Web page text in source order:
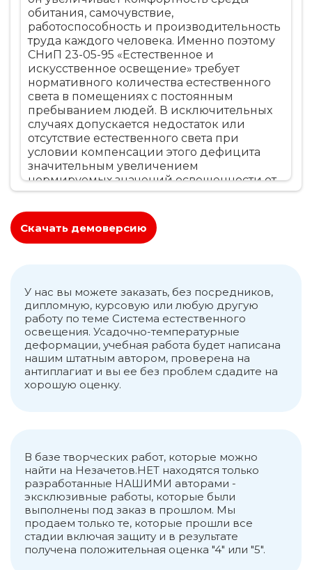
обитания, самочувствие,
работоспособность и производительность
труда каждого человека. Именно поэтому
СНиП 23-05-95 «Естественное и
искусственное освещение» требует
нормативного количества естественного
света в помещениях с постоянным
пребыванием людей. В исключительных
случаях допускается недостаток или
отсутствие естественного света при
условии компенсации этого дефицита
значительным увеличением
нормируемых значений освещенности от
искусственных источников света, что
Скачать демоверсию
У нас вы можете заказать, без посредников,
дипломную, курсовую или любую другую
работу по теме Система естественного
освещения. Усадочно-температурные
деформации, учебная работа будет написана
нашим штатным автором, проверена на
антиплагиат и вы ее без проблем сдадите на
хорошую оценку.
В базе творческих работ, которые можно
найти на Незачетов.НЕТ находятся только
разработанные НАШИМИ авторами -
эксклюзивные работы, которые были
выполнены под заказ в прошлом. Мы
продаем только те, которые прошли все
стадии включая защиту и в результате
получена положительная оценка "4" или "5".